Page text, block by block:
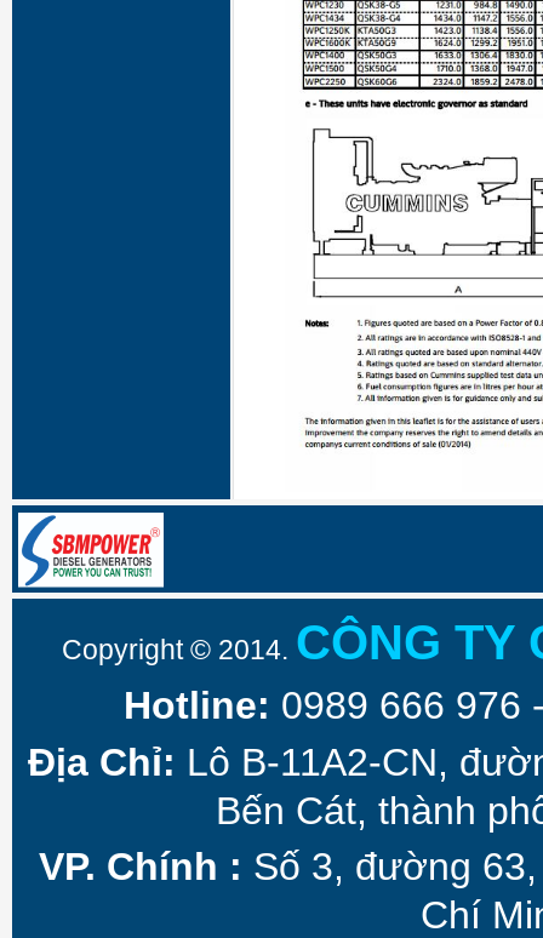
Copyright © 2014. CÔNG TY
Hotline: 0989 666 976
Địa Chỉ: Lô B-11A2-CN,
Bến Cát, thành
VP. Chính : Số 3, đường
Chí